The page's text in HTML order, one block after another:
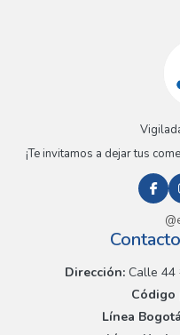
¡Te invitamos a dejar tus
Dirección:Calle 44
Código
Línea